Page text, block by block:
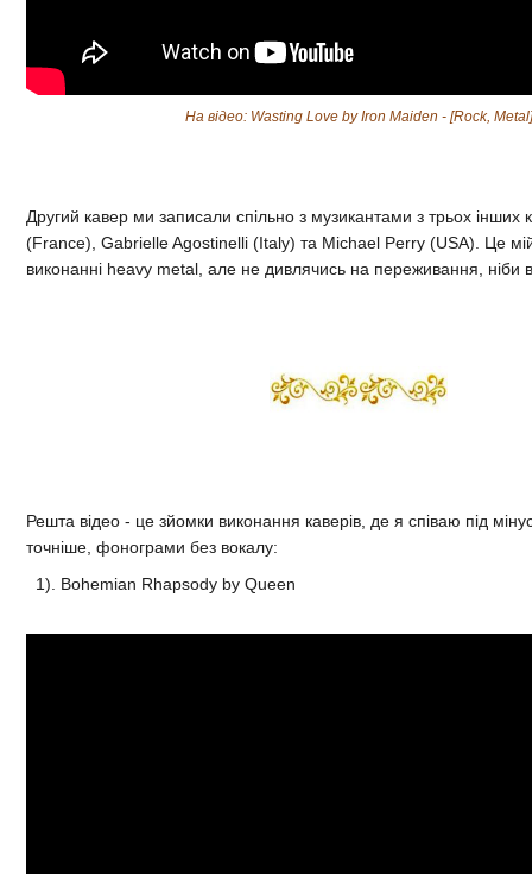
На відео: Wasting Love by Iron Maiden - [Rock,
Другий кавер ми записали спільно з музикантами з трьох інших
(France), Gabrielle Agostinelli (Italy) та Michael Perry (USA). Це
виконанні heavy metal, але не дивлячись на переживання, ніби
Решта відео - це зйомки виконання каверів, де я співаю під
точніше, фонограми без вокалу:
1). Bohemian Rhapsody by Queen